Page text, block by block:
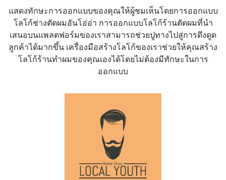
แสดงทักษะการออกแบบของคุณให้ผู้ชมเห็นโดยการออกแบบ
โลโก้ช่างตัดผมอันโอ่อ่า การออกแบบโลโก้ร้านตัดผมที่นำ
เสนอบนแพลตฟอร์มของเราสามารถช่วยปูทางไปสู่การดึงดูด
ลูกค้าได้มากขึ้น เครื่องมือสร้างโลโก้ของเราช่วยให้คุณสร้าง
โลโก้ร้านทำผมของคุณเองได้โดยไม่ต้องมีทักษะในการ
ออกแบบ